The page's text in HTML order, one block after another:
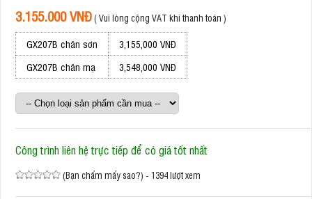
3.155.000 VNĐ( Vui lòng cộng VAT khi thanh toán )
GX207B chân sơn
3,155,000 VNĐ
GX207B chân mạ
3,548,000 VNĐ
Công trình liên hệ trực tiếp để có giá tốt nhất
(Bạn chấm mấy sao?) - 1394 lượt xem